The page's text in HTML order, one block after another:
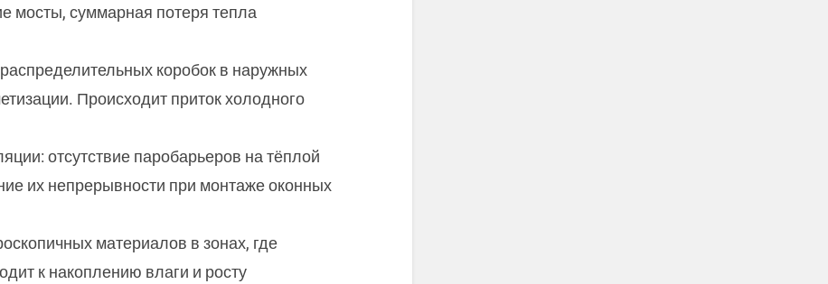
мосты, суммарная потеря тепла
коробок в наружных
Происходит приток холодного
отсутствие паробарьеров на тёплой
их непрерывности при монтаже оконных
материалов в зонах, где
к накоплению влаги и росту